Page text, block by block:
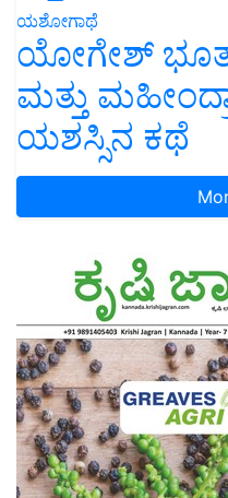
ಯಶೋಗಾಥೆ
ಯೋಗೇಶ್
ಮತ್ತು
ಯಶಸ್ಸಿನ ಕಥೆ